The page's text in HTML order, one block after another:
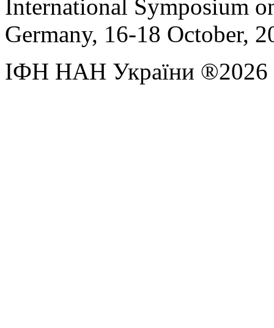
International Symposium
Germany, 16-18 October,
ІФН НАН України ®2026